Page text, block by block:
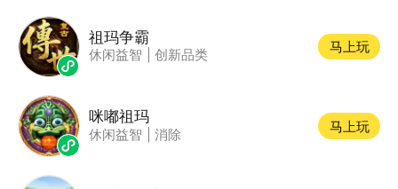
祖玛争霸
休闲益智 创新品类
马上玩
咪嘟祖玛
休闲益智 消除
马上玩